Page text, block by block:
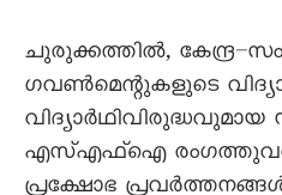
ചുരുക്കത്തിൽ,
ഗവൺമെന്റുകളുടെ
വിദ്യാർഥിവിരുദ്ധവുമായ
എസ്എഫ്ഐ